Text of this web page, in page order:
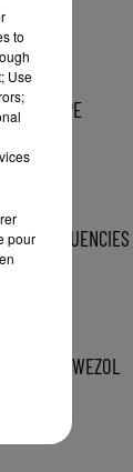
HYPE
FREQUENCIES
BELT & WEZOL
to
Use
pour